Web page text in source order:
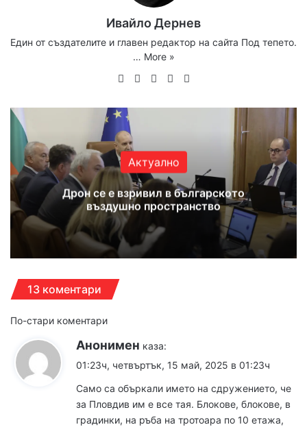
Ивайло Дернев
Един от създателите и главен редактор на сайта Под тепето.
… More »
WebsiteFacebook
X YouTube
Актуално
Дрон се е взривил в българското
въздушно пространство
13 коментари
Навигация
за
коментарите
По-стари коментари
Анонимен каза:
01:23ч, четвъртък, 15 май, 2025 в 01:23ч
Само са объркали името на сдружението, че
за Пловдив им е все тая. Блокове, блокове, в
градинки, на ръба на тротоара по 10 етажа,